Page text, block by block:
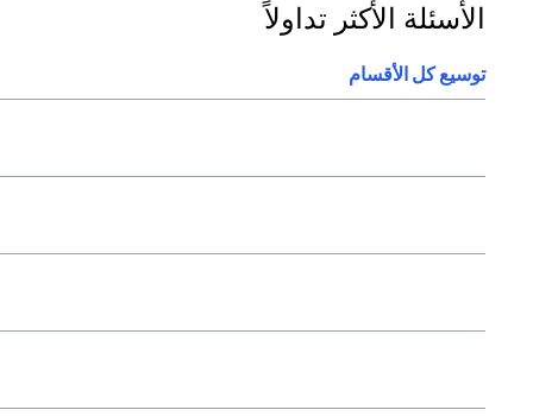
الأسئلة الأكثر تداولاً
توسيع كل الأقسام